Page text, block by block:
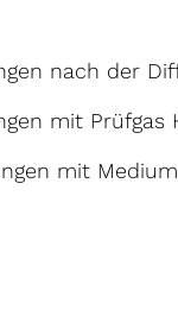
nach der
mit Prüfgas
mit